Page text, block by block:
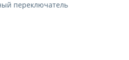
переключатель